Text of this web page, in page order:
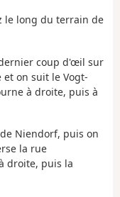
le long du terrain de
coup d'œil sur
on suit le Vogt-
à droite, puis à
Niendorf, puis on
la rue
droite, puis la